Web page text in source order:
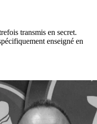
transmis en secret.
enseigné en